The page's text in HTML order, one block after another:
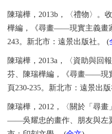
陳瑞樺， 2013b ，〈禮物〉。
樺編，《尋畫——現實主義畫
243。新北市：遠景出版社。 (
陳瑞樺， 2013a ，〈資助與回
芬、陳瑞樺編，《尋畫——現
頁230-235。新北市：遠景出版
陳瑞樺， 2012 ，〈關於「尋
——吳耀忠的畫作、朋友與左